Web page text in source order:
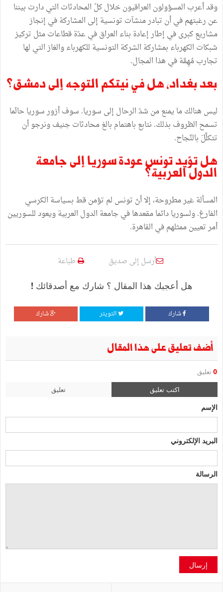
وقدأعرب المسؤولون العراقيونخلالكلّ المحادثات التيدارت بيننا
عن رغبتهمفيأن تبادرمنشآت تونسية إلى المشاركةفي إنجاز
مشاريعكبرىفي إطارإعادة بناء العراقفيعدّةقطاعاتمثل تركيز
شبكات الكهرباء بمشاركة الشركة التونسية للكهرباءوالغازالتي لها
تجاربمُهِمَّةفي هذا المجال.
بعد بغداد، هل في نيتكم التوجه إلى دمشق؟
ليس هنالكما يمنعمن شدّالرحال إلى سوريا. سوفأزورسورياحالَما
تسمح الظروف بذلك. نتابع باهتمام بالغمحادثاتجنيفونرجوأن
تتكلَّلَ بالنَّجاح.
هل تؤيد تونس عودةسوريا إلى جامعة
الدول العربية؟
المسألةغيرمطروحة،إلاأنّ تونس لم تؤمنقط بسياسة الكرسي
الفارغ.ولسوريادائمامقعدهافيجامعة الدول العربيةويعودللسوريين
أمرتعيينممثلهمفي القاهرة.
أرسل إلى صديق طباعة
هل أعجبك هذا المقال ؟ شارك مع أصدقائك !
شارك التويتر شارك
أضف تعليق على هذا المقال
0 تعليق
اكتب تعليق تعليق
الإسم
البريد الإلكتروني
الرسالة
إرسال